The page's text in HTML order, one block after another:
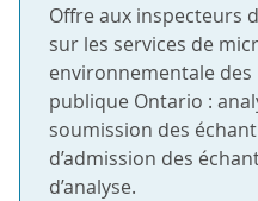
Offre aux inspecteurs
sur les services de
environnementale
publique Ontario :
soumission des
d’admission des
d’analyse.